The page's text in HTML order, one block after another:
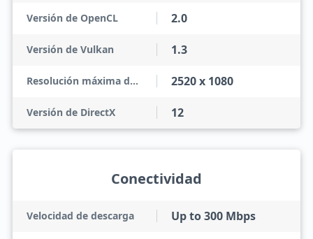
Versión de OpenCL 2.0
Versión de Vulkan 1.3
Resolución máxima de pantalla 2520 x 1080
Versión de DirectX 12
Conectividad
Velocidad de descarga Up to 300 Mbps